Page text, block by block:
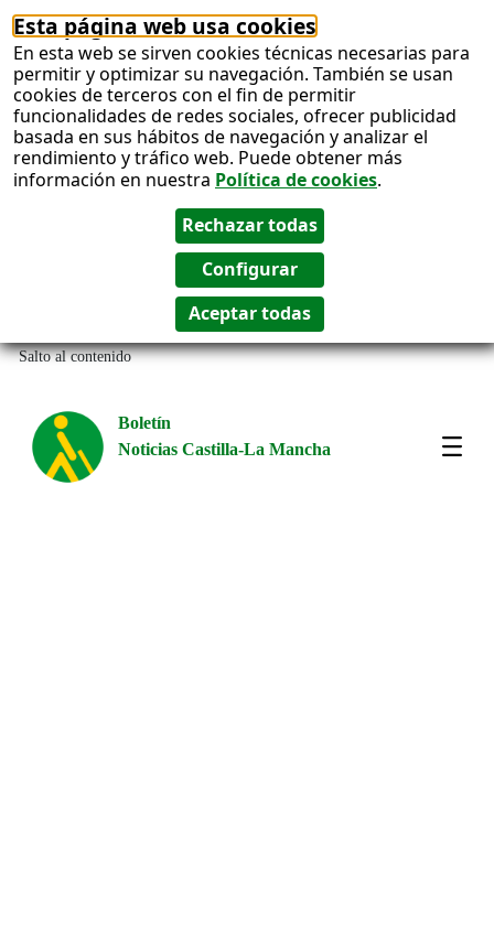
Esta página web usa cookies
En esta web se sirven cookies técnicas necesarias para
permitir y optimizar su navegación. También se usan
cookies de terceros con el fin de permitir
funcionalidades de redes sociales, ofrecer publicidad
basada en sus hábitos de navegación y analizar el
rendimiento y tráfico web. Puede obtener más
información en nuestra Política de cookies.
Salto al contenido
Boletín
Noticias Castilla-La Mancha